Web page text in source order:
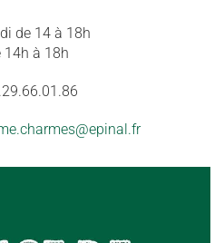
de 14 à 18h
14h à 18h